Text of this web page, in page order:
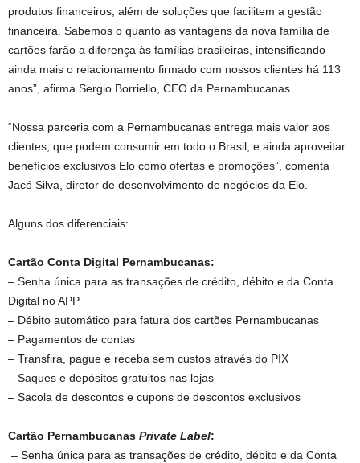
produtos financeiros, além de soluções que facilitem a gestão
financeira. Sabemos o quanto as vantagens da nova família de
cartões farão a diferença às famílias brasileiras, intensificando
ainda mais o relacionamento firmado com nossos clientes há 113
anos”, afirma Sergio Borriello, CEO da Pernambucanas.
“Nossa parceria com a Pernambucanas entrega mais valor aos
clientes, que podem consumir em todo o Brasil, e ainda aproveitar
benefícios exclusivos Elo como ofertas e promoções”, comenta
Jacó Silva, diretor de desenvolvimento de negócios da Elo.
Alguns dos diferenciais:
Cartão Conta Digital Pernambucanas:
– Senha única para as transações de crédito, débito e da Conta
Digital no APP
– Débito automático para fatura dos cartões Pernambucanas
– Pagamentos de contas
– Transfira, pague e receba sem custos através do PIX
– Saques e depósitos gratuitos nas lojas
– Sacola de descontos e cupons de descontos exclusivos
Cartão Pernambucanas Private Label:
– Senha única para as transações de crédito, débito e da Conta